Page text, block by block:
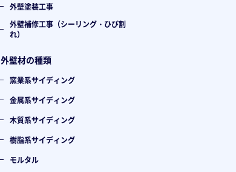
外壁塗装工事
外壁補修工事（シーリング・ひび割
れ）
外壁材の種類
窯業系サイディング
金属系サイディング
木質系サイディング
樹脂系サイディング
モルタル